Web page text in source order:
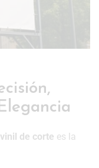
vinil de corte es la